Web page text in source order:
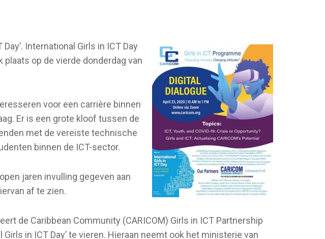
International Girls in ICT Day
op de vierde donderdag van
voor een carrière binnen
Er is een grote kloof tussen de
met de vereiste technische
binnen de ICT-sector.
jaren invulling gegeven aan
af te zien.
de Caribbean Community (CARICOM) Girls in ICT Partnership
in ICT Day’ te vieren. Hieraan neemt ook het ministerie van